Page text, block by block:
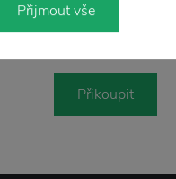
heureux 10 m
Přikoupit
Přijmout vše